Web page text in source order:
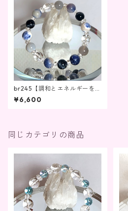
br245【調和とエネルギーを引
き出す美しいストーン】
¥6,600
同じカテゴリの商品